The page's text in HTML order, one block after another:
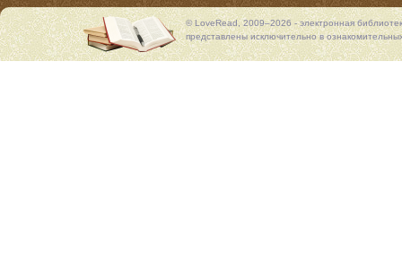
© LoveRead, 2009–2026 - электронная
представлены исключительно в